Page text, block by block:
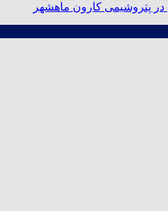
در پتروشیمی کارون ماهشهر